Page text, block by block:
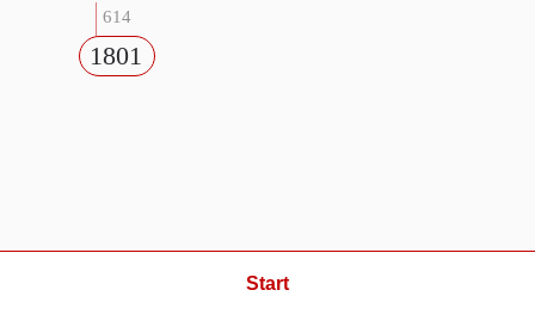
614
1801
Start